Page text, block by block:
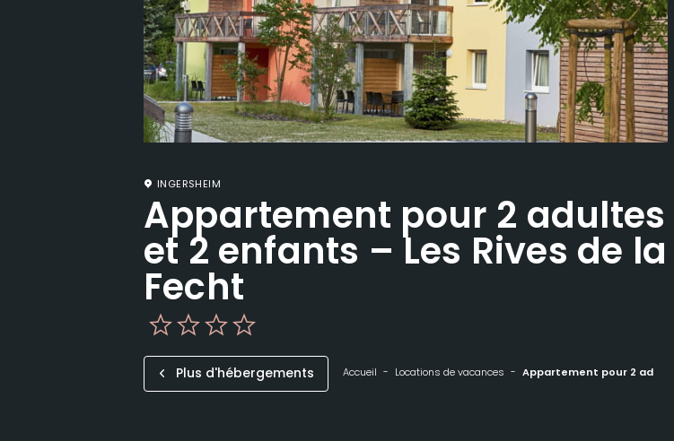
INGERSHEIM
Appartement pour 2 adultes
et 2 enfants – Les Rives de la
Fecht
Plus d'hébergements Accueil Locations de vacances Appartement pour 2 adultes et 2 enfants - Les Rives de la Fecht